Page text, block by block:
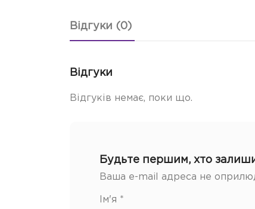
Відгуки (0)
Відгуки
Відгуків немає, поки що.
Будьте першим, хто
Ваша e-mail адреса не
Ім'я *